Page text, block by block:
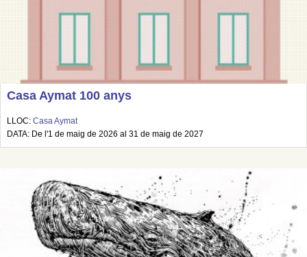
Casa Aymat 100 anys
LLOC: Casa Aymat
DATA: De l'1 de maig de 2026 al 31 de maig de 2027